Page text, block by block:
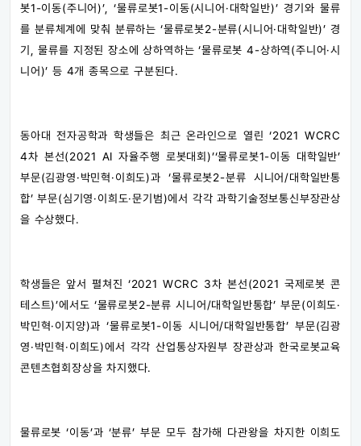
봇1-이동(주니어)’, ‘물류로봇1-이동(시니어·대학일반)’ 경기와 물류
를 분류체계에 맞춰 분류하는 ‘물류로봇2-분류(시니어·대학일반)’ 경
기, 물류를 지정된 장소에 상하역하는 ‘물류로봇 4-상하역(주니어·시
니어)’ 등 4개 종목으로 구분된다.
동아대 전자공학과 학생들은 최근 온라인으로 열린 ‘2021 WCRC
4차 본선(2021 AI 자율주행 로봇대회)’‘물류로봇1-이동 대학일반’
부문(김광영·박민혁·이희도)과 ‘물류로봇2-분류 시니어/대학일반통
합’ 부문(심기영·이희도·문기범)에서 각각 과학기술정보통신부장관상
을 수상했다.
학생들은 앞서 펼쳐진 ‘2021 WCRC 3차 본선(2021 국제로봇 콘
테스트)’에서도 ‘물류로봇2-분류 시니어/대학일반통합’ 부문(이희도·
박민혁·이지양)과 ‘물류로봇1-이동 시니어/대학일반통합’ 부문(김광
영·박민혁·이희도)에서 각각 산업통상자원부 장관상과 한국로봇교육
콘텐츠협회장상을 차지했다.
물류로봇 ‘이동’과 ‘분류’ 부문 모두 참가해 다관왕을 차지한 이희도